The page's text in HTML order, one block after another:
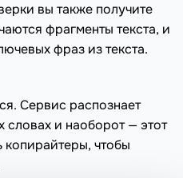
вы также получите
фрагменты текста, и
фраз из текста.
Сервис распознает
словах и наоборот — этот
копирайтеры, чтобы